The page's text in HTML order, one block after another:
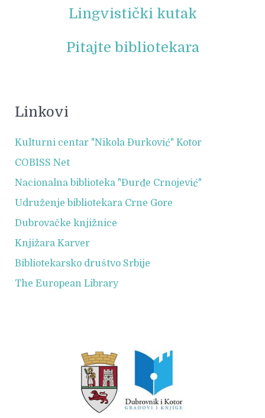
Lingvistički kutak
Pitajte bibliotekara
Linkovi
Kulturni centar "Nikola Đurković" Kotor
COBISS Net
Nacionalna biblioteka "Đurđe Crnojević"
Udruženje bibliotekara Crne Gore
Dubrovačke knjižnice
Knjižara Karver
Bibliotekarsko društvo Srbije
The European Library